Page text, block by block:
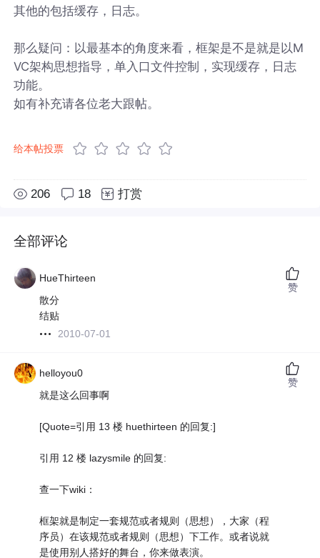
其他的包括缓存，日志。
那么疑问：以最基本的角度来看，框架是不是就是以M
VC架构思想指导，单入口文件控制，实现缓存，日志
功能。
如有补充请各位老大跟帖。
给本帖投票
206 18 打赏
全部评论
HueThirteen
散分
结贴
2010-07-01
赞
helloyou0
就是这么回事啊
[Quote=引用 13 楼 huethirteen 的回复:]
引用 12 楼 lazysmile 的回复:
查一下wiki：
框架就是制定一套规范或者规则（思想），大家（程
序员）在该规范或者规则（思想）下工作。或者说就
是使用别人搭好的舞台，你来做表演。
赞